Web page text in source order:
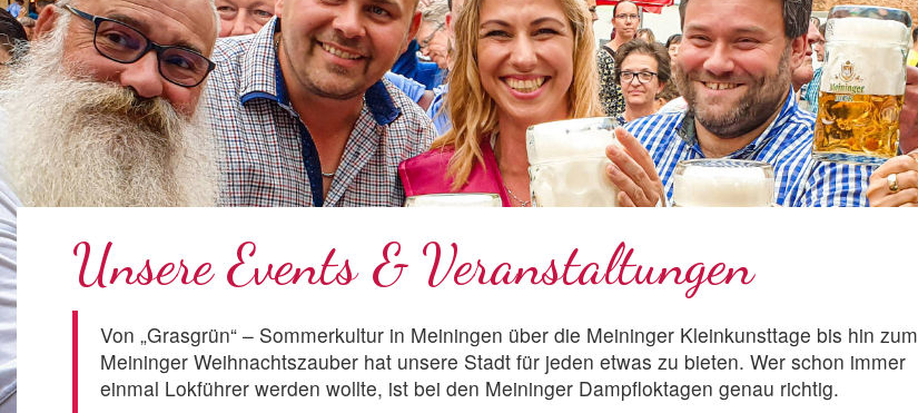
Unsere Events & Veranstaltungen
Von „Grasgrün“ – Sommerkultur in Meiningen über die Meininger Kleinkunsttage bis hin zum
Meininger Weihnachtszauber hat unsere Stadt für jeden etwas zu bieten. Wer schon immer
einmal Lokführer werden wollte, ist bei den Meininger Dampfloktagen genau richtig.